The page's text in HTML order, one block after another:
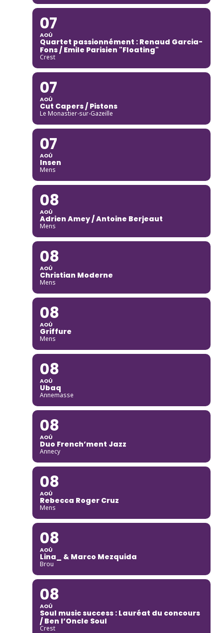
07
AOÛ
Quartet passionnément : Renaud Garcia-
Fons / Emile Parisien "Floating"
Crest
07
AOÛ
Cut Capers / Pistons
Le Monastier-sur-Gazeille
07
AOÛ
Insen
Mens
08
AOÛ
Adrien Amey / Antoine Berjeaut
Mens
08
AOÛ
Christian Moderne
Mens
08
AOÛ
Griffure
Mens
08
AOÛ
Ubaq
Annemasse
08
AOÛ
Duo French’ment Jazz
Annecy
08
AOÛ
Rebecca Roger Cruz
Mens
08
AOÛ
Lina_ & Marco Mezquida
Brou
08
AOÛ
Soul music success : Lauréat du concours
/ Ben l’Oncle Soul
Crest